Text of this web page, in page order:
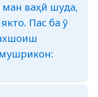
ваҳй шуда,
Пас ба ӯ